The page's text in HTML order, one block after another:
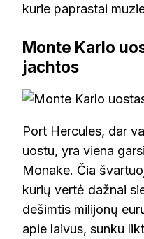
kurie paprastai
Monte Karlo
jachtos
Port Hercules, dar
uostu, yra viena
Monake. Čia
kurių vertė dažnai
dešimtis milijonų
apie laivus, sunku